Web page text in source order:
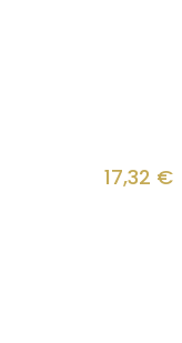
17,32 €